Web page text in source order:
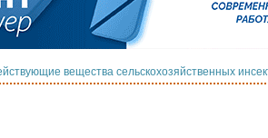
вещества сельскохозяйственных